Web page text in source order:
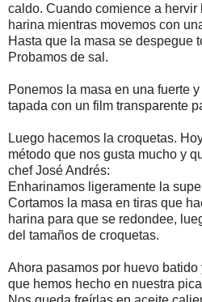
caldo. Cuando comience a hervir
harina mientras movemos con
Hasta que la masa se despegue
Probamos de sal.
Ponemos la masa en una fuerte
tapada con un film transparente
Luego hacemos la croquetas.
método que nos gusta mucho y
chef José Andrés:
Enharinamos ligeramente la
Cortamos la masa en tiras que
harina para que se redondee,
del tamaños de croquetas.
Ahora pasamos por huevo
que hemos hecho en nuestra